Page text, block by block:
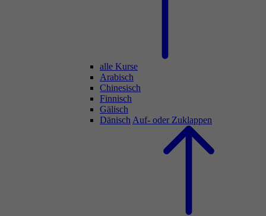
alle Kurse
Arabisch
Chinesisch
Finnisch
Gälisch
Dänisch Auf- oder Zuklappen